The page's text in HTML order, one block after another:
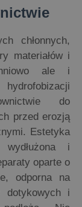
chłonnych,
materiałów i
ale i
do
przed erozją
Estetyka
wydłużona i
oparte o
odporna na
dotykowych i